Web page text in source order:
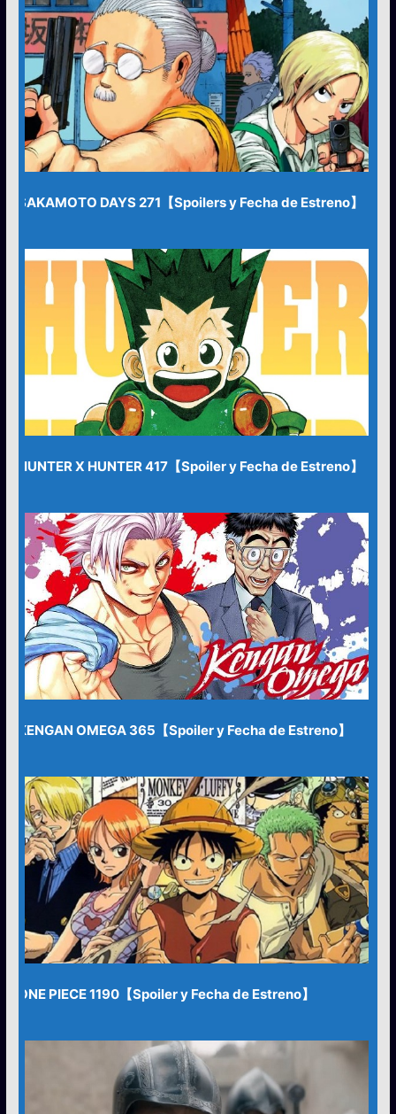
SAKAMOTO DAYS 271【Spoilers y Fecha de Estreno】
HUNTER X HUNTER 417【Spoiler y Fecha de Estreno】
KENGAN OMEGA 365【Spoiler y Fecha de Estreno】
ONE PIECE 1190【Spoiler y Fecha de Estreno】